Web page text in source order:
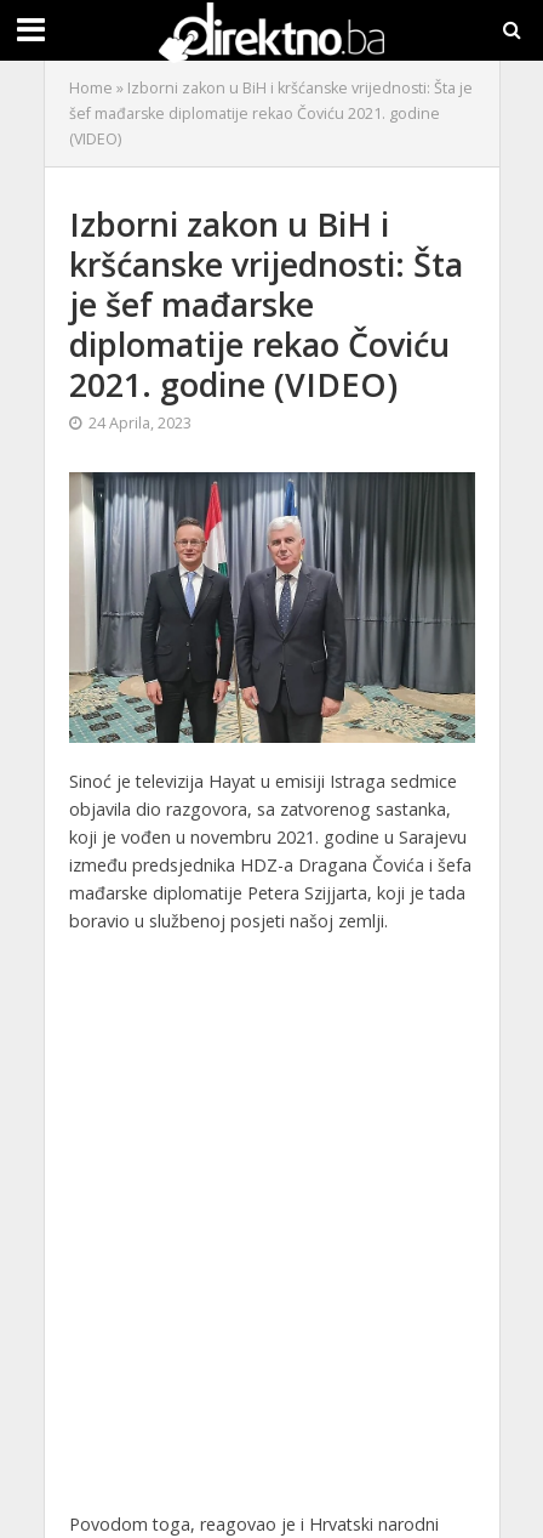
Home » Izborni zakon u BiH i kršćanske vrijednosti: Šta je
šef mađarske diplomatije rekao Čoviću 2021. godine
(VIDEO)
Izborni zakon u BiH i
kršćanske vrijednosti: Šta
je šef mađarske
diplomatije rekao Čoviću
2021. godine (VIDEO)
24 Aprila, 2023
Sinoć je televizija Hayat u emisiji Istraga sedmice
objavila dio razgovora, sa zatvorenog sastanka,
koji je vođen u novembru 2021. godine u Sarajevu
između predsjednika HDZ-a Dragana Čovića i šefa
mađarske diplomatije Petera Szijjarta, koji je tada
boravio u službenoj posjeti našoj zemlji.
Povodom toga, reagovao je i Hrvatski narodni